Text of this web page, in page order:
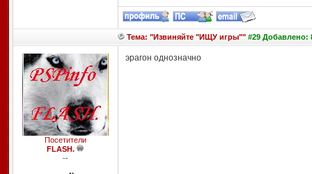
Тема: "Извиняйте "ИЩУ игры""#29 Добавлено:
Посетители
FLASH.
--
эрагон однозначно